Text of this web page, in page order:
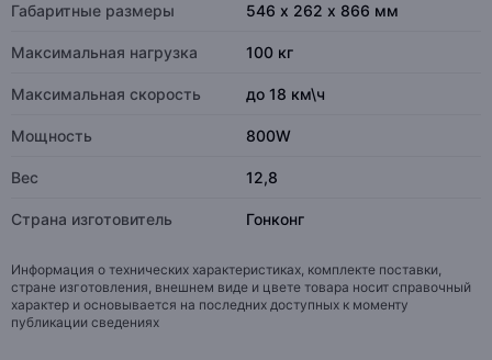
Габаритные размеры 546 х 262 х 866 мм
Максимальная нагрузка 100 кг
Максимальная скорость до 18 км\ч
Мощность 800W
Вес 12,8
Страна изготовитель Гонконг
Информация о технических характеристиках, комплекте поставки,
стране изготовления, внешнем виде и цвете товара носит справочный
характер и основывается на последних доступных к моменту
публикации сведениях